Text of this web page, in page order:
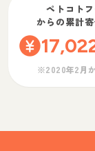
ペトコト
からの累計
※2020年2月